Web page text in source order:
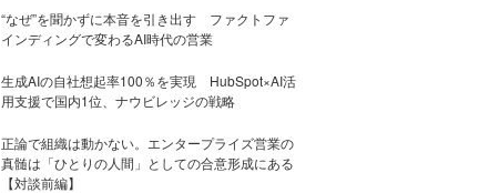
“なぜ”を聞かずに本音を引き出す ファクトファ
インディングで変わるAI時代の営業
生成AIの自社想起率100％を実現 HubSpot×AI活
用支援で国内1位、ナウビレッジの戦略
正論で組織は動かない。エンタープライズ営業の
真髄は「ひとりの人間」としての合意形成にある
【対談前編】